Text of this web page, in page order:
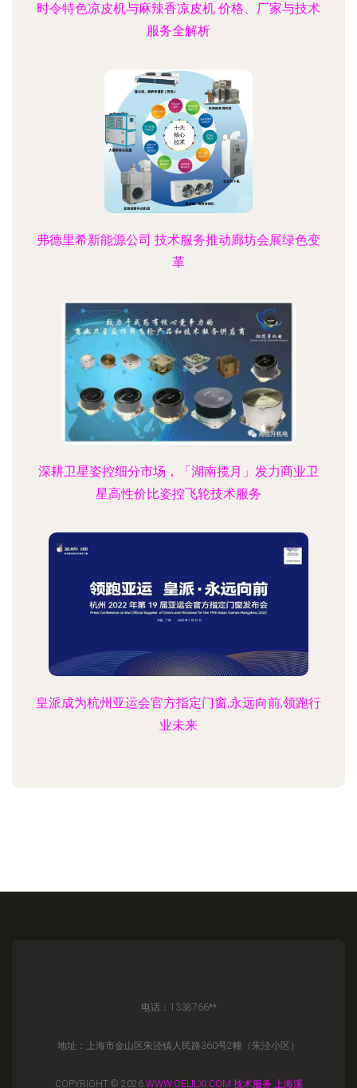
时令特色凉皮机与麻辣香凉皮机 价格、厂家与技术
服务全解析
弗德里希新能源公司 技术服务推动廊坊会展绿色变
革
深耕卫星姿控细分市场，「湖南揽月」发力商业卫
星高性价比姿控飞轮技术服务
皇派成为杭州亚运会官方指定门窗,永远向前,领跑行
业未来
电话：1338766**
地址：上海市金山区朱泾镇人民路360号2幢（朱泾小区）
COPYRIGHT © 2026 WWW.OELILXI.COM 技术服务 上海溪